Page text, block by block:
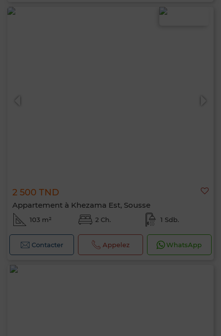
2 500 TND
Appartement à Khezama Est, Sousse
103 m² 2 Ch. 1 Sdb.
Contacter Appelez WhatsApp